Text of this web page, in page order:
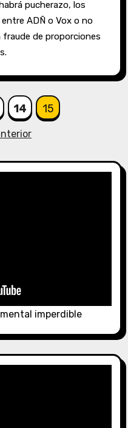
ADÑ o Vox o no
de proporciones
14 15
imperdible